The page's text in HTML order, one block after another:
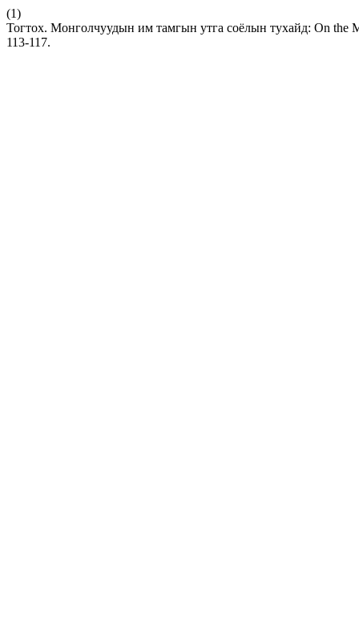
(1)
Тогтох. Монголчуудын им тамгын утга соёлын тухайд: On the
113-117.